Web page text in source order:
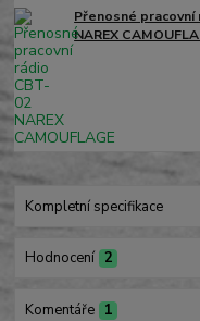
Přenosné pracovní
NAREX
Kompletní specifikace
Hodnocení 2
Komentáře 1